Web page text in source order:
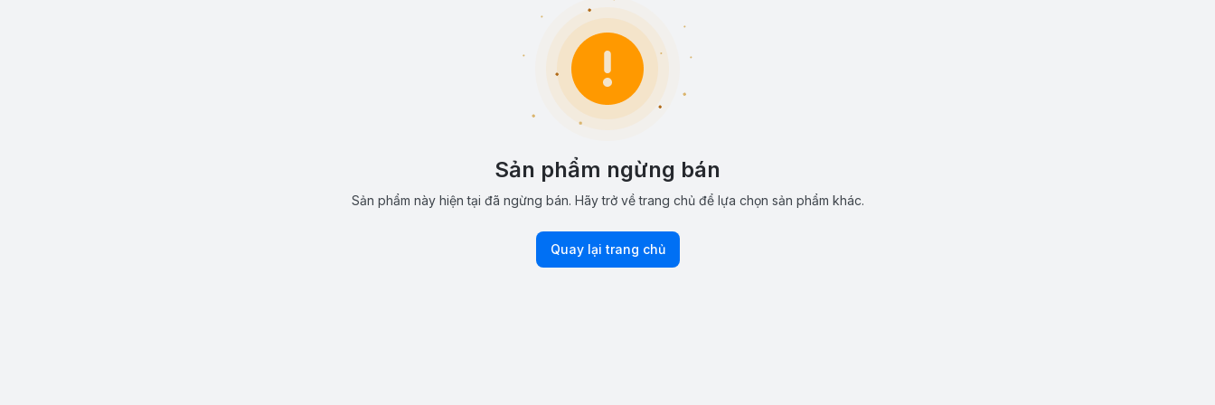
Sản phẩm ngừng bán
Sản phẩm này hiện tại đã ngừng bán. Hãy trở về trang chủ để lựa chọn sản phẩm khác.
Quay lại trang chủ